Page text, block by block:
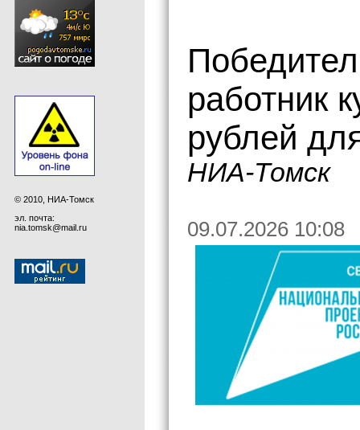
© 2010, НИА-Томск
эл. почта:
nia.tomsk@mail.ru
работник
рублей
НИА-Томск
09.07.2026 10:08